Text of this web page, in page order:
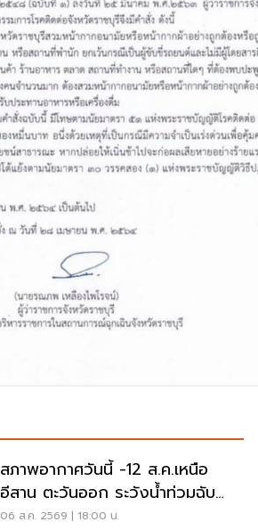
สภาพอากาศวันนี้ -12 ส.ค.เหนือ
อีสาน ตะวันออก ระวังน้ำท่วมฉับ
พลัน น้ำป่าไหลหลาก
06 ส.ค. 2569 | 18:00 น.